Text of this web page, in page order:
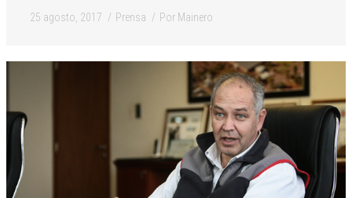
25 agosto, 2017 Prensa Por Mainero